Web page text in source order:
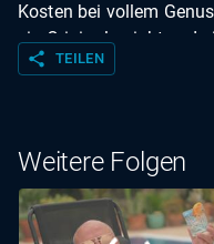
Kosten bei vollem
ein Originalgericht und
Runden verkosten zwei
share TEILEN
Weitere Folgen